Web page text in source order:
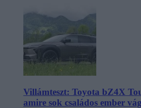
Villámteszt: Toyota bZ4X
amire sok családos ember